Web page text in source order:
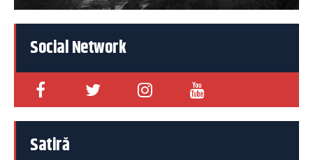
Social Network
Satiră